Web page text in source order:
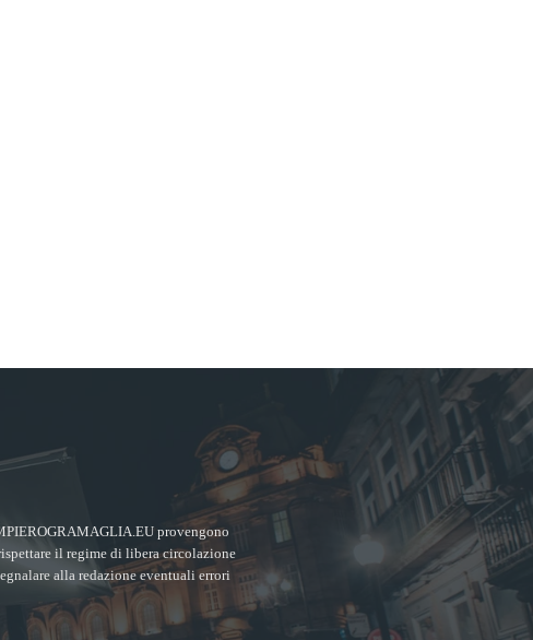
provengono
il regime di libera circolazione
alla redazione eventuali errori